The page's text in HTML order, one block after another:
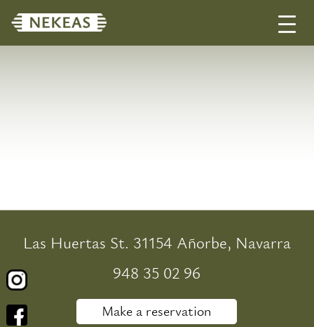
Toggle
Las Huertas St. 31154 Añorbe, Navarra
948 35 02 96
Make a reservation